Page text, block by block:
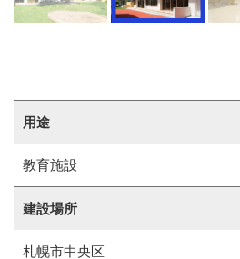
用途
教育施設
建設場所
札幌市中央区